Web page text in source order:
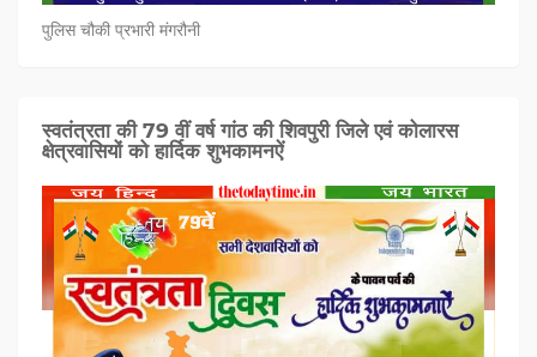
पुलिस चौकी प्रभारी मंगरौनी
स्वतंत्रता की 79 वीं वर्ष गांठ की शिवपुरी जिले एवं कोलारस
क्षेत्रवासियों को हार्दिक शुभकामनऐं